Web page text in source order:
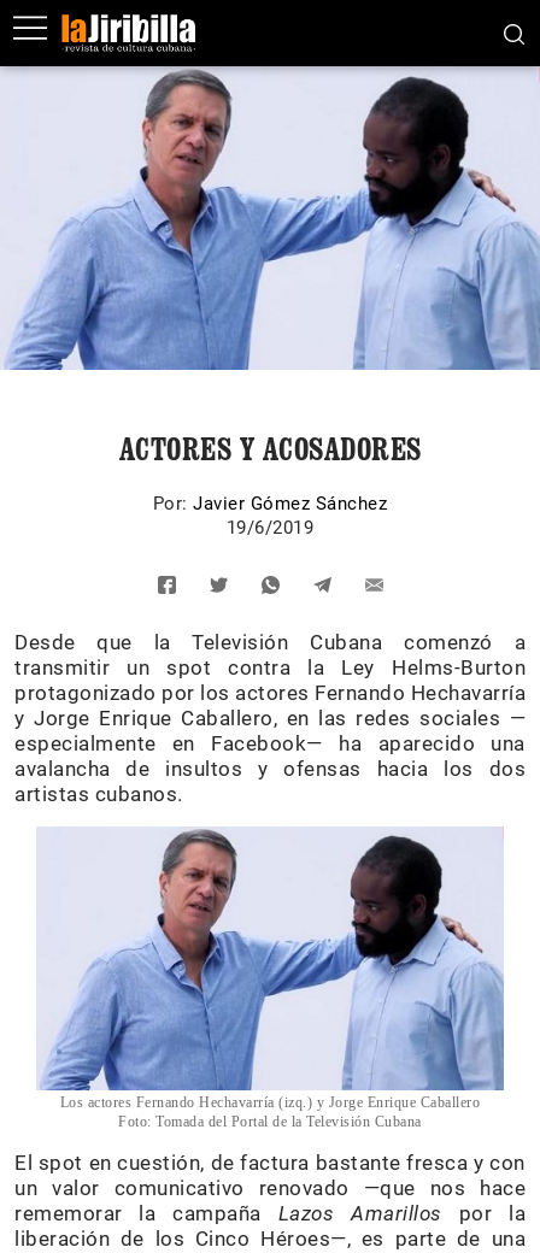
ACTORES Y ACOSADORES
Por:Javier Gómez Sánchez
19/6/2019
Desde que la Televisión Cubana comenzó a
transmitir un spot contra la Ley Helms-Burton
protagonizado por los actores Fernando Hechavarría
y Jorge Enrique Caballero, en las redes sociales —
especialmente en Facebook— ha aparecido una
avalancha de insultos y ofensas hacia los dos
artistas cubanos.
Los actores Fernando Hechavarría (izq.) y Jorge Enrique Caballero
Foto: Tomada del Portal de la Televisión Cubana
El spot en cuestión, de factura bastante fresca y con
un valor comunicativo renovado —que nos hace
rememorar la campaña Lazos Amarillos por la
liberación de los Cinco Héroes—, es parte de una